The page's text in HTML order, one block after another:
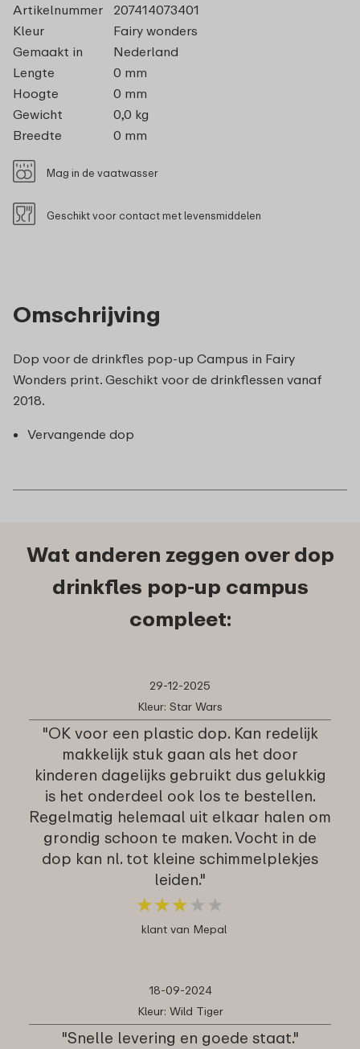
Omschrijving
Dop voor de drinkfles pop-up Campus in Fairy
Wonders print. Geschikt voor de drinkflessen vanaf
2018.
Vervangende dop
Artikelnummer
207414073401
Kleur
Fairy wonders
Gemaakt in
Nederland
Lengte
0 mm
Hoogte
0 mm
Gewicht
0,0 kg
Breedte
0 mm
Mag in de vaatwasser
Geschikt voor contact met levensmiddelen
Wat anderen zeggen over dop
drinkfles pop-up campus
compleet:
29-12-2025
Kleur: Star Wars
"OK voor een plastic dop. Kan redelijk
makkelijk stuk gaan als het door
kinderen dagelijks gebruikt dus gelukkig
is het onderdeel ook los te bestellen.
Regelmatig helemaal uit elkaar halen om
grondig schoon te maken. Vocht in de
dop kan nl. tot kleine schimmelplekjes
leiden."
★★★ ★ ★
★★★ ★ ★
klant van Mepal
18-09-2024
Kleur: Wild Tiger
"Snelle levering en goede staat."